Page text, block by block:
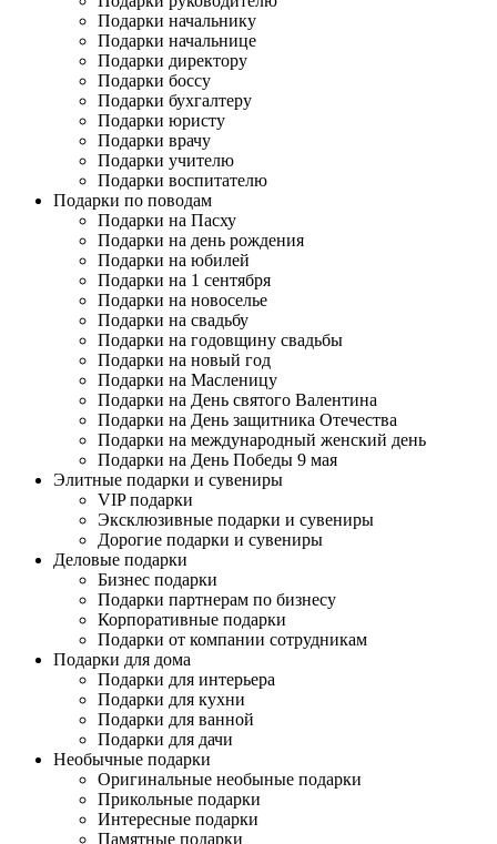
Подарки начальнику
Подарки начальнице
Подарки директору
Подарки боссу
Подарки бухгалтеру
Подарки юристу
Подарки врачу
Подарки учителю
Подарки воспитателю
Подарки по поводам
Подарки на Пасху
Подарки на день рождения
Подарки на юбилей
Подарки на 1 сентября
Подарки на новоселье
Подарки на свадьбу
Подарки на годовщину свадьбы
Подарки на новый год
Подарки на Масленицу
Подарки на День святого Валентина
Подарки на День защитника Отечества
Подарки на международный женский день
Подарки на День Победы 9 мая
Элитные подарки и сувениры
VIP подарки
Эксклюзивные подарки и сувениры
Дорогие подарки и сувениры
Деловые подарки
Бизнес подарки
Подарки партнерам по бизнесу
Корпоративные подарки
Подарки от компании сотрудникам
Подарки для дома
Подарки для интерьера
Подарки для кухни
Подарки для ванной
Подарки для дачи
Необычные подарки
Оригинальные необыные подарки
Прикольные подарки
Интересные подарки
Памятные подарки